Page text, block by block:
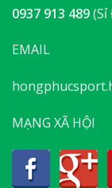
0937 913 489(Sỉ
EMAIL
MẠNG XÃ HỘI